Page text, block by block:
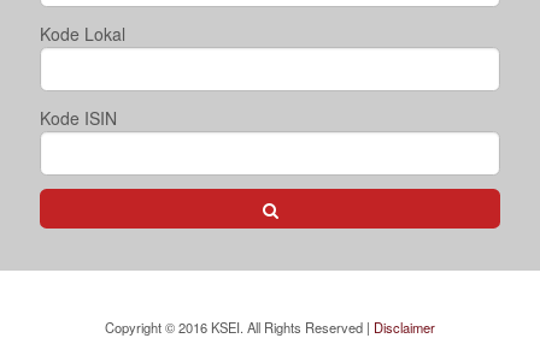
Kode Lokal
Kode ISIN
SEARCH
Copyright © 2016 KSEI. All Rights Reserved | Disclaimer